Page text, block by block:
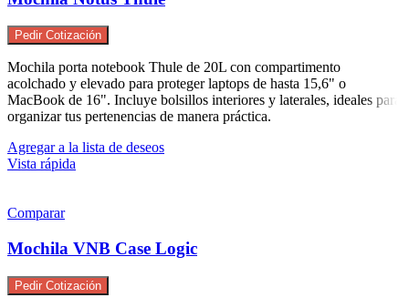
Pedir Cotización
Mochila porta notebook Thule de 20L con compartimento
acolchado y elevado para proteger laptops de hasta 15,6" o
MacBook de 16". Incluye bolsillos interiores y laterales, ideales para
organizar tus pertenencias de manera práctica.
Agregar a la lista de deseos
Vista rápida
Comparar
Mochila VNB Case Logic
Pedir Cotización